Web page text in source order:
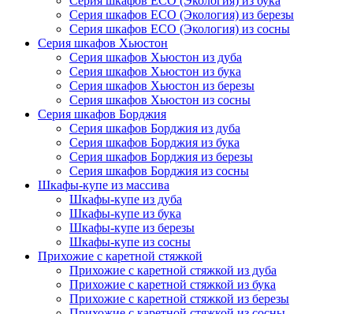
Серия шкафов ECO (Экология) из березы
Серия шкафов ECO (Экология) из сосны
Серия шкафов Хьюстон
Серия шкафов Хьюстон из дуба
Серия шкафов Хьюстон из бука
Серия шкафов Хьюстон из березы
Серия шкафов Хьюстон из сосны
Серия шкафов Борджия
Серия шкафов Борджия из дуба
Серия шкафов Борджия из бука
Серия шкафов Борджия из березы
Серия шкафов Борджия из сосны
Шкафы-купе из массива
Шкафы-купе из дуба
Шкафы-купе из бука
Шкафы-купе из березы
Шкафы-купе из сосны
Прихожие с каретной стяжкой
Прихожие с каретной стяжкой из дуба
Прихожие с каретной стяжкой из бука
Прихожие с каретной стяжкой из березы